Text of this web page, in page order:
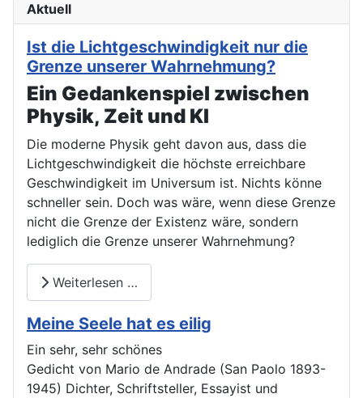
Aktuell
Ist die Lichtgeschwindigkeit nur die
Grenze unserer Wahrnehmung?
Ein Gedankenspiel zwischen
Physik, Zeit und KI
Die moderne Physik geht davon aus, dass die
Lichtgeschwindigkeit die höchste erreichbare
Geschwindigkeit im Universum ist. Nichts könne
schneller sein. Doch was wäre, wenn diese Grenze
nicht die Grenze der Existenz wäre, sondern
lediglich die Grenze unserer Wahrnehmung?
Weiterlesen …
Meine Seele hat es eilig
Ein sehr, sehr schönes
Gedicht von Mario de Andrade (San Paolo 1893-
1945) Dichter, Schriftsteller, Essayist und